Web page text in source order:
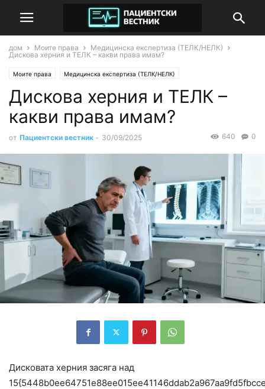
дом Моите права
Медицинска експертиза (ТЕЛК/НЕЛК)
Дискова херния и ТЕЛК – какви права имам?
Моите права Медицинска експертиза (ТЕЛК/НЕЛК)
Дискова херния и ТЕЛК –
какви права имам?
от Пациентски вестник - 30/09/2025 0
640
Дисковата херния засяга над